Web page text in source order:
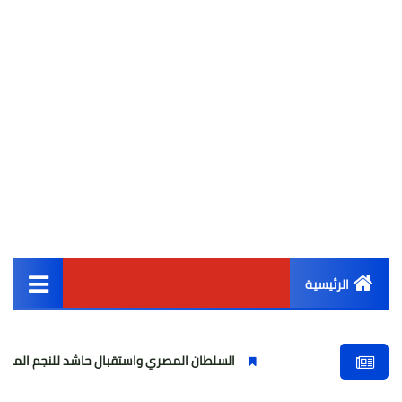
الرئيسية
أخبار مصر
السلطان المصري واستقبال حاشد للنجم المصري